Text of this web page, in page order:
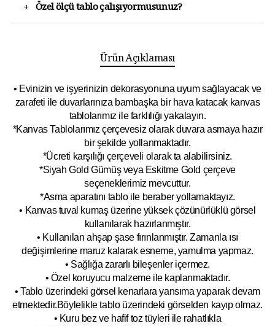
+ Özel ölçü tablo çalışıyormusunuz?
Ürün Açıklaması
• Evinizin ve işyerinizin dekorasyonuna uyum sağlayacak ve
zarafeti ile duvarlarınıza bambaşka bir hava katacak kanvas
tablolarımız ile farklılığı yakalayın.
*Kanvas Tablolarımız çerçevesiz olarak duvara asmaya hazır
bir şekilde yollanmaktadır.
*Ücreti karşılığı çerçeveli olarak ta alabilirsiniz.
*Siyah Gold Gümüş veya Eskitme Gold çerçeve
seçeneklerimiz mevcuttur.
*Asma aparatını tablo ile beraber yollamaktayız.
• Kanvas tuval kumaş üzerine yüksek çözünürlüklü görsel
kullanılarak hazırlanmıştır.
• Kullanılan ahşap şase fırınlanmıştır. Zamanla ısı
değişimlerine maruz kalarak esneme, yamulma yapmaz.
• Sağlığa zararlı bileşenler içermez.
• Özel koruyucu malzeme ile kaplanmaktadır.
• Tablo üzerindeki görsel kenarlara yansıma yaparak devam
etmektedir.Böylelikle tablo üzerindeki görselden kayıp olmaz.
• Kuru bez ve hafif toz tüyleri ile rahatlıkla